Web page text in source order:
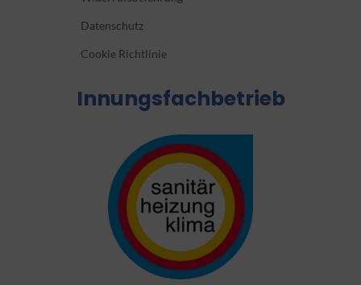
Datenschutz
Cookie Richtlinie
Innungsfachbetrieb